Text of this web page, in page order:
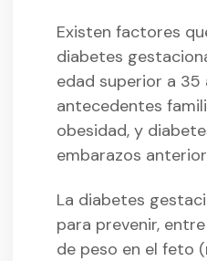
Existen factores
diabetes
edad superior a 35
antecedentes
obesidad, y
embarazos
La diabetes
para prevenir,
de peso en el feto